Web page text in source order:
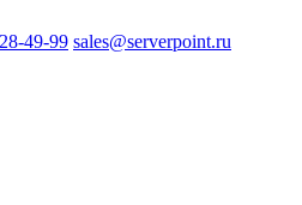
49-99 sales@serverpoint.ru